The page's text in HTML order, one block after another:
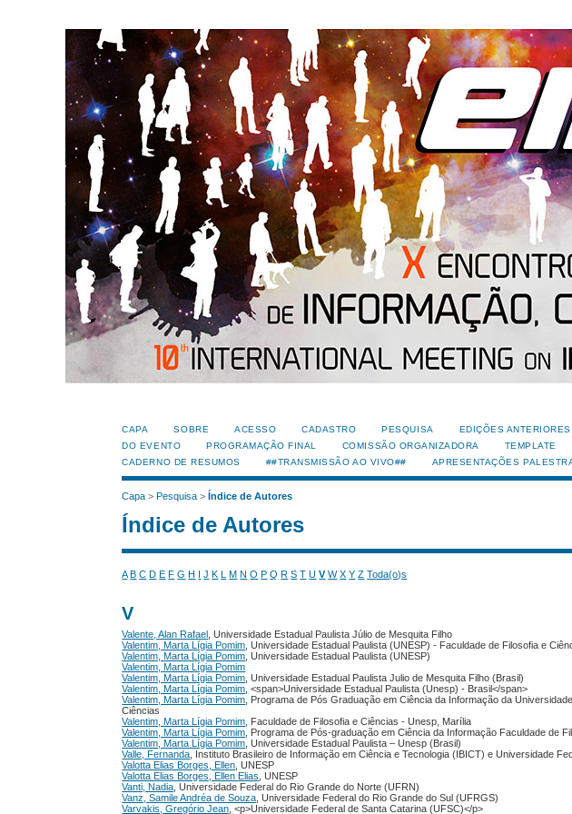
CAPA SOBRE ACESSO CADASTRO PESQUISA EDIÇÕES ANTERIORES
DO EVENTO
PROGRAMAÇÃO FINAL COMISSÃO ORGANIZADORA TEMPLATE
CADERNO DE RESUMOS
##TRANSMISSÃO AO VIVO## APRESENTAÇÕES
Capa >Pesquisa >Índice de Autores
Índice de Autores
A B C D E F G H I J K L M N O P Q R S T U V W X Y Z Toda(o)s
V
Valente, Alan Rafael
, Universidade Estadual Paulista Júlio de Mesquita Filho
Valentim, Marta Lígia Pomim , Universidade Estadual Paulista (UNESP) - Faculdade de Filosofia e
Valentim, Marta Lígia Pomim , Universidade Estadual Paulista (UNESP)
Valentim, Marta Lígia Pomim
Valentim, Marta Lígia Pomim , Universidade Estadual Paulista Julio de Mesquita Filho (Brasil)
Valentim, Marta Lígia Pomim , <span>Universidade Estadual Paulista (Unesp) - Brasil</span>
Valentim, Marta Lígia Pomim , Programa de Pós Graduação em Ciência da Informação da
Ciências
Valentim, Marta Lígia Pomim , Faculdade de Filosofia e Ciências - Unesp, Marília
Valentim, Marta Lígia Pomim , Programa de Pós-graduação em Ciência da Informação Faculdade de
Valentim, Marta Lígia Pomim , Universidade Estadual Paulista – Unesp (Brasil)
Valle, Fernanda , Instituto Brasileiro de Informação em Ciência e Tecnologia (IBICT) e Universidade
Valotta Elias Borges, Ellen , UNESP
Valotta Elias Borges, Ellen Elias , UNESP
Vanti, Nadia , Universidade Federal do Rio Grande do Norte (UFRN)
Vanz, Samile Andréa de Souza , Universidade Federal do Rio Grande do Sul (UFRGS)
Varvakis, Gregório Jean , <p>Universidade Federal de Santa Catarina (UFSC)</p>